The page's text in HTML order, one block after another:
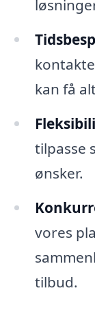
kan få
tilpasse
ønsker.
vores
tilbud.